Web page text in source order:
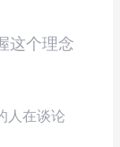
这个理念
人在谈论